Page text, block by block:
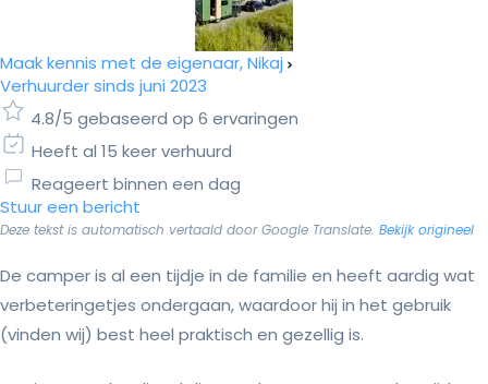
Maak kennis met de eigenaar, Nikaj
Verhuurder sinds juni 2023
4.8/5 gebaseerd op 6 ervaringen
Heeft al 15 keer verhuurd
Reageert binnen een dag
Stuur een bericht
Deze tekst is automatisch vertaald door Google Translate. Bekijk origineel
De camper is al een tijdje in de familie en heeft aardig wat
verbeteringetjes ondergaan, waardoor hij in het gebruik
(vinden wij) best heel praktisch en gezellig is.